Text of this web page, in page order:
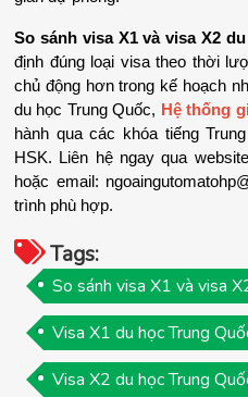
So sánh visa X1 và visa X2
định đúng loại visa theo thời
chủ động hơn trong kế hoạch
du học Trung Quốc, Hệ thống
hành qua các khóa tiếng
HSK. Liên hệ ngay qua
hoặc email:
trình phù hợp.
Tags:
So sánh visa X1 và visa
Visa X1 du học Trung
Visa X2 du học Trung